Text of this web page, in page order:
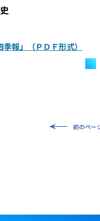
報」（ＰＤＦ形式）
前のペー